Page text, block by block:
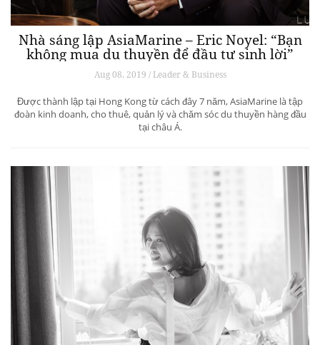
Nhà sáng lập AsiaMarine – Eric Noyel: “Bạn
không mua du thuyền để đầu tư sinh lời”
Aug 08, 2019 / Leader & Business
Được thành lập tại Hong Kong từ cách đây 7 năm, AsiaMarine là tập
đoàn kinh doanh, cho thuê, quản lý và chăm sóc du thuyền hàng đầu
tại châu Á.